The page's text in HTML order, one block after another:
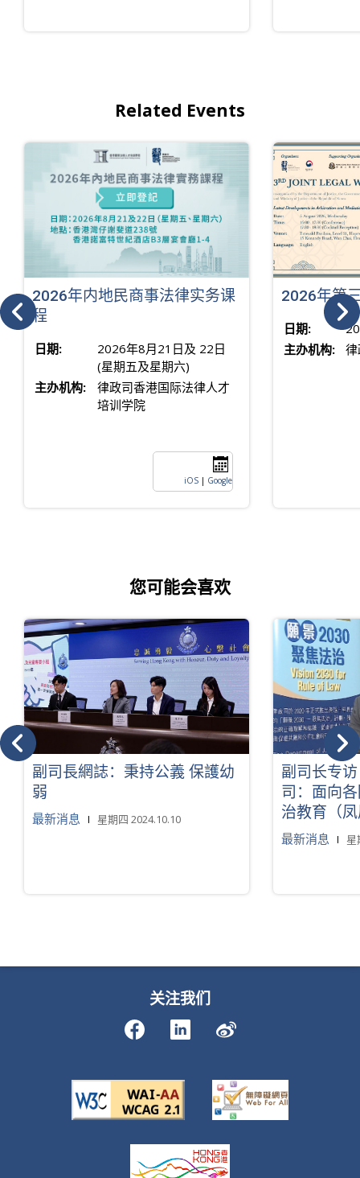
Related Events
2026年内地民商事法律实务课
程
日期:
2026年8月21日及 22日
(星期五及星期六)
主办机构:
律政司香港国际法律人才
培训学院
iOS | Google
2026年第
日期:
主办机构:
您可能会喜欢
副司長網誌：秉持公義 保護幼
弱
最新消息 星期四 2024.10.10
副司长专
司：面向
治教育（
最新消息 星
关注我们